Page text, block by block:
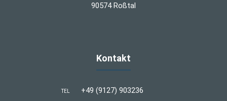
90574 Roßtal
Kontakt
TEL +49 (9127) 903236